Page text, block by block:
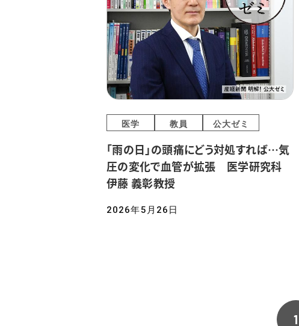
2026年5月26日
医学 教員 公大ゼミ
「雨の日」の頭痛にどう対処すれば…気
圧の変化で血管が拡張 医学研究科
伊藤 義彰教授
1